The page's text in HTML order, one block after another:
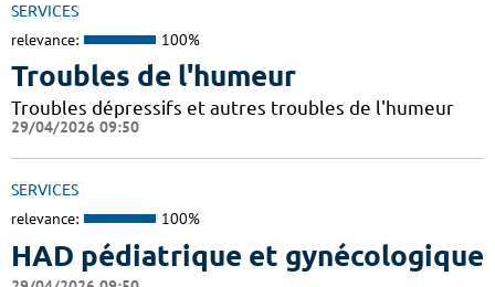
SERVICES
relevance: 100%
Troubles de l'humeur
Troubles dépressifs et autres troubles de l'humeur
29/04/2026 09:50
SERVICES
relevance: 100%
HAD pédiatrique et gynécologique